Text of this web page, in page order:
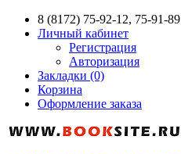
8 (8172) 75-92-12, 75-91-89
Личный кабинет
Регистрация
Авторизация
Закладки (0)
Корзина
Оформление заказа